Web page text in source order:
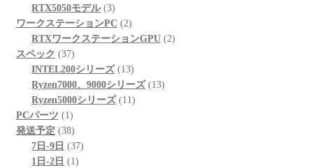
品
商
品
個
の
商
RTX5050モデル 33
個
の
品
ワークステーションPC 22
個
商
品
RTXワークステーションGPU 22
スペック 3737
個
の
商
品
INTEL200シリーズ 1313
個
の
Ryzen7000、9000シリーズ 1313
Ryzen5000シリーズ 1111
PCパーツ 11
個
の
商
発送予定 3838
個
の
7日-9日 3737
1日-2日 11